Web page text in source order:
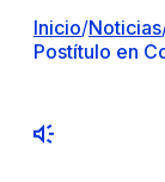
Inicio/Noticias
Postítulo en